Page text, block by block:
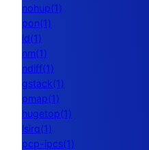
nohup(1)
pon(1)
ld(1)
nm(1)
ndiff(1)
gstack(1)
pmap(1)
hugetop(1)
lsirq(1)
pcp-ipcs(1)